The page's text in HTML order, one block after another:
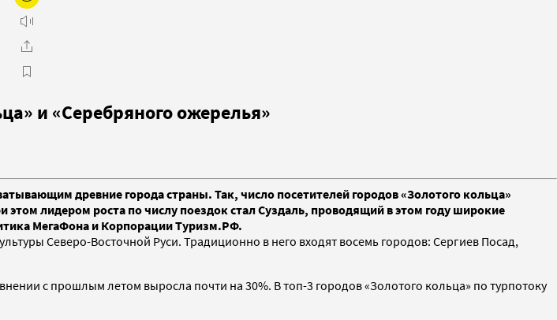
и «Серебряного ожерелья»
древние города страны. Так, число посетителей городов «Золотого кольца»
лидером роста по числу поездок стал Суздаль, проводящий в этом году широкие
МегаФона и Корпорации Туризм.РФ.
Северо-Восточной Руси. Традиционно в него входят восемь городов: Сергиев Посад,
с прошлым летом выросла почти на 30%. В топ-3 городов «Золотого кольца» по турпотоку